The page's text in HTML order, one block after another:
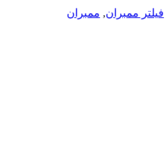
فیلتر ممبران, ممبران